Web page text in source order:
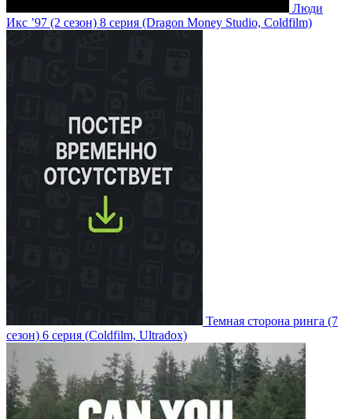
Люди
Икс ’97 (2 сезон) 8 серия (Dragon Money Studio, Coldfilm)
Темная сторона ринга (7
сезон) 6 серия (Coldfilm, Ultradox)